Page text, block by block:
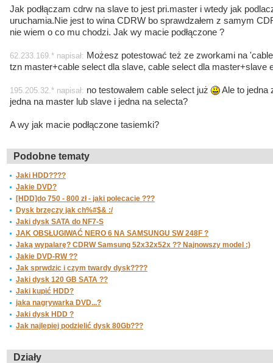
Jak podłączam cdrw na slave to jest pri.master i wtedy jak
uruchamia.Nie jest to wina CDRW bo sprawdzałem z samym
nie wiem o co mu chodzi. Jak wy macie podłączone ?
62.233.169.* napisał: Możesz potestować też ze zworkami na
tzn master+cable select dla slave, cable select dla master+slave
195.205.32.* napisał: no testowałem cable select już
Ale to jedna
jedna na master lub slave i jedna na selecta?
A wy jak macie podłączone tasiemki?
Podobne tematy
Jaki HDD????
Jakie DVD?
[HDD]do 750 - 800 zł - jaki polecacie ???
Dysk brzęczy jak ch%#$& :/
Jaki dysk SATA do NF7-S
JAK OBSŁUGIWAĆ NERO 6 NA SAMSUNGU SW 248F ?
Jaką wypalarę? CDRW Samsung 52x32x52x ?? Najnowszy model :)
Jakie DVD-RW ??
Jak sprwdzic i czym twardy dysk????
Jaki dysk 120 GB SATA ??
Jaki kupić HDD?
jaka nagrywarka DVD...?
Jaki dysk HDD ?
Jak najlepiej podzielić dysk 80Gb???
Działy